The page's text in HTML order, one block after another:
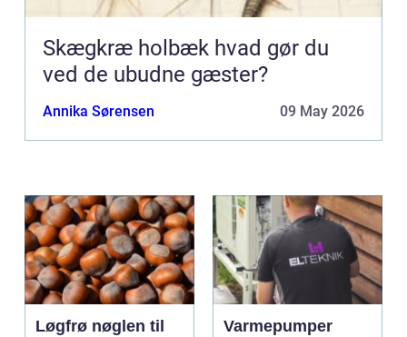
Skægkræ holbæk hvad gør du
ved de ubudne gæster?
Annika Sørensen 09 May 2026
Løgfrø nøglen til
Varmepumper